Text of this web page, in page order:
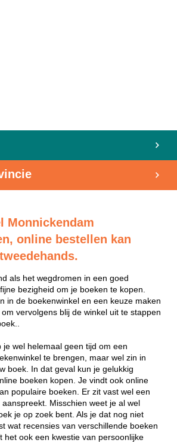
Monnickendam
online bestellen kan
als het wegdromen in een goed
bezigheid om je boeken te kopen.
in de boekenwinkel en een keuze maken
vervolgens blij de winkel uit te stappen
je wel helemaal geen tijd om een
te brengen, maar wel zin in
boek. In dat geval kun je gelukkig
boeken kopen. Je vindt ook online
populaire boeken. Er zit vast wel een
Misschien weet je al wel
je op zoek bent. Als je dat nog niet
wat recensies van verschillende boeken
het ook een kwestie van persoonlijke